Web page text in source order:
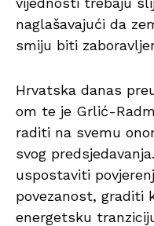
naglašavajući da
smiju biti
Hrvatska danas
om te je Grlić-
raditi na svemu
svog
uspostaviti
povezanost, graditi
energetsku